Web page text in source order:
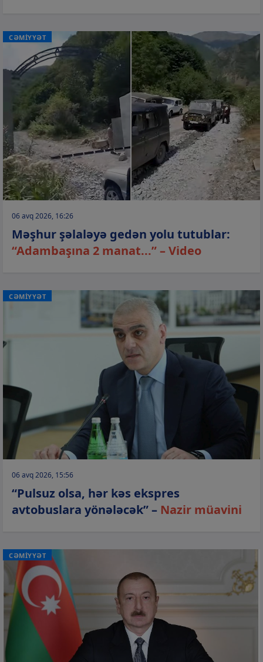
CƏMİYYƏT
06 avq 2026, 16:26
Məşhur şəlaləyə gedən yolu tutublar:
“Adambaşına 2 manat...” – Video
CƏMİYYƏT
06 avq 2026, 15:56
“Pulsuz olsa, hər kəs ekspres
avtobuslara yönələcək” – Nazir müavini
CƏMİYYƏT